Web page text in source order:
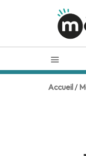
Accueil /